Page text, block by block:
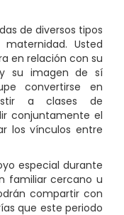
de diversos tipos
Usted
en relación con su
su imagen de sí
convertirse en
a clases de
conjuntamente el
los vínculos entre
especial durante
familiar cercano u
compartir con
que este periodo